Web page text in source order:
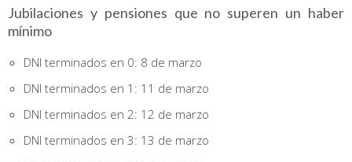
Jubilaciones y pensiones que no superen un haber
mínimo
DNI terminados en 0: 8 de marzo
DNI terminados en 1: 11 de marzo
DNI terminados en 2: 12 de marzo
DNI terminados en 3: 13 de marzo